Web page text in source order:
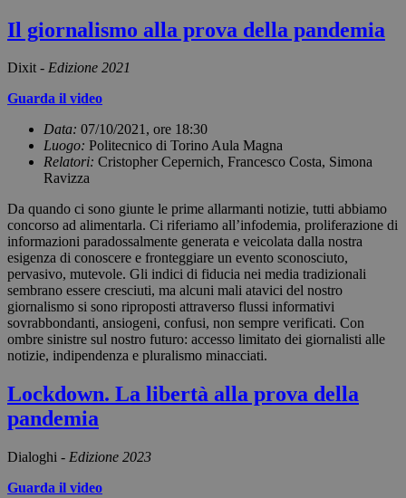
Il giornalismo alla prova della pandemia
Dixit - Edizione 2021
Guarda il video
Data: 07/10/2021, ore 18:30
Luogo: Politecnico di Torino Aula Magna
Relatori: Cristopher Cepernich, Francesco Costa, Simona
Ravizza
Da quando ci sono giunte le prime allarmanti notizie, tutti abbiamo
concorso ad alimentarla. Ci riferiamo all’infodemia, proliferazione di
informazioni paradossalmente generata e veicolata dalla nostra
esigenza di conoscere e fronteggiare un evento sconosciuto,
pervasivo, mutevole. Gli indici di fiducia nei media tradizionali
sembrano essere cresciuti, ma alcuni mali atavici del nostro
giornalismo si sono riproposti attraverso flussi informativi
sovrabbondanti, ansiogeni, confusi, non sempre verificati. Con
ombre sinistre sul nostro futuro: accesso limitato dei giornalisti alle
notizie, indipendenza e pluralismo minacciati.
Lockdown. La libertà alla prova della
pandemia
Dialoghi - Edizione 2023
Guarda il video